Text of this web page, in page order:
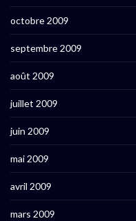
octobre 2009
septembre 2009
août 2009
juillet 2009
juin 2009
mai 2009
avril 2009
mars 2009